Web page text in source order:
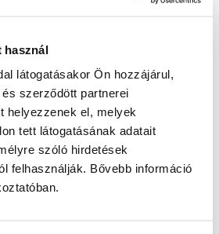
használ
látogatásakor Ön hozzájárul,
szerződött partnerei
helyezzenek el, melyek
tett látogatásának adatait
szóló hirdetések
felhasználják. Bővebb információ
Oldal újratöltése